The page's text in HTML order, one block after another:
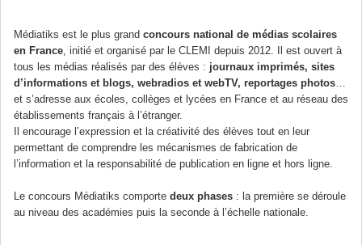
Médiatiks est le plus grand concours national de médias scolaires
en France , initié et organisé par le CLEMI depuis 2012. Il est ouvert à
tous les médias réalisés par des élèves : journaux imprimés, sites
d’informations et blogs, webradios et webTV, reportages photos
et s’adresse aux écoles, collèges et lycées en France et au réseau des
établissements français à l’étranger.
Il encourage l’expression et la créativité des élèves tout en leur
permettant de comprendre les mécanismes de fabrication de
l’information et la responsabilité de publication en ligne et hors ligne.
Le concours Médiatiks comporte deux phases : la première se déroule
au niveau des académies puis la seconde à l’échelle nationale.